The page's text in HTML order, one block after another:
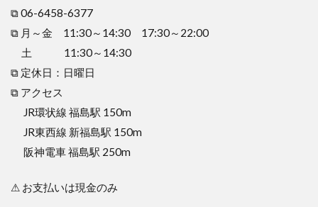
⧉ 06-6458-6377
⧉ 月～金 11:30～14:30 17:30～22:00
土 11:30～14:30
⧉ 定休日：日曜日
⧉ アクセス
JR環状線 福島駅 150m
JR東西線 新福島駅 150m
阪神電車 福島駅 250m
⚠ お支払いは現金のみ